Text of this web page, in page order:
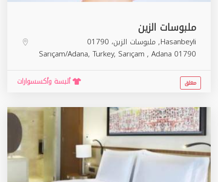
ملبوسات الزين
Hasanbeyli, ملبوسات الزين، 01790
Sarıçam/Adana, Turkey, Sarıçam , Adana 01790
ألبسة وأكسسوارات مغلق